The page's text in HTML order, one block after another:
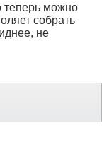
теперь можно
собрать
не